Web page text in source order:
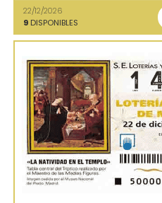
22/12/2026
9 DISPONIBLES